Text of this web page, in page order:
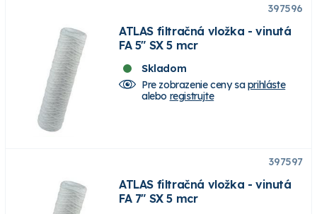
397596
ATLAS filtračná vložka - vinutá
FA 5" SX 5 mcr
Skladom
Pre zobrazenie ceny saprihláste
alebo registrujte
397597
ATLAS filtračná vložka - vinutá
FA 7" SX 5 mcr